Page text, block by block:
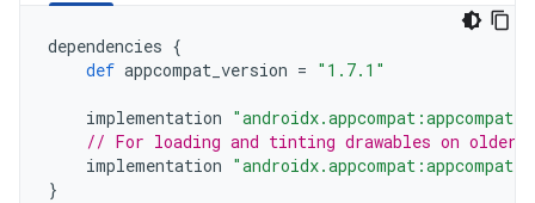
dependencies {
def appcompat_version = "1.7.1"
implementation
// For loading and tinting drawables on older
implementation
}